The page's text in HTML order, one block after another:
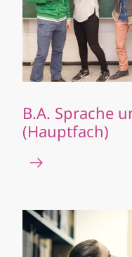
B.A. Sprache
(Hauptfach)